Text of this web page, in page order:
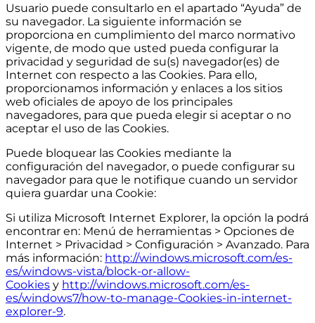
Usuario puede consultarlo en el apartado “Ayuda” de
su navegador. La siguiente información se
proporciona en cumplimiento del marco normativo
vigente, de modo que usted pueda configurar la
privacidad y seguridad de su(s) navegador(es) de
Internet con respecto a las Cookies. Para ello,
proporcionamos información y enlaces a los sitios
web oficiales de apoyo de los principales
navegadores, para que pueda elegir si aceptar o no
aceptar el uso de las Cookies.
Puede bloquear las Cookies mediante la
configuración del navegador, o puede configurar su
navegador para que le notifique cuando un servidor
quiera guardar una Cookie:
Si utiliza Microsoft Internet Explorer, la opción la podrá
encontrar en: Menú de herramientas > Opciones de
Internet > Privacidad > Configuración > Avanzado. Para
más información: http://windows.microsoft.com/es-
es/windows-vista/block-or-allow-
Cookies y http://windows.microsoft.com/es-
es/windows7/how-to-manage-Cookies-in-internet-
explorer-9.